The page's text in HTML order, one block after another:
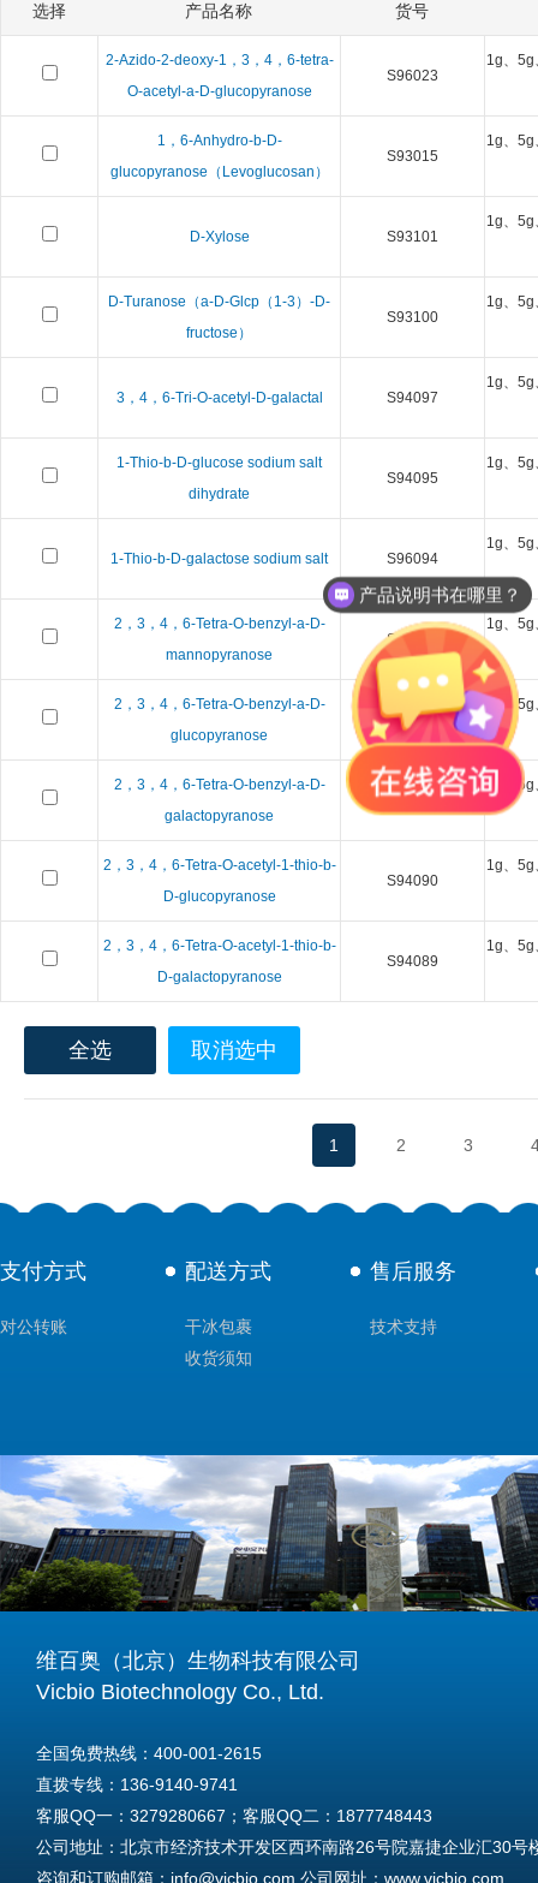
Biotez Berlin Diametra
Berry & Associates Zedira
LGC Maine Standards Biolife
选择 产品名称 货号
2-Azido-2-deoxy-1，3，4，6-tetra-
O-acetyl-a-D-glucopyranose
S96023
1g、
1，6-Anhydro-b-D-
glucopyranose（Levoglucosan）
S93015
1g、
D-Xylose S93101
1g、
D-Turanose（a-D-Glcp（1-3）-D-
fructose）
S93100
1g、
3，4，6-Tri-O-acetyl-D-galactal S94097
1g、
1-Thio-b-D-glucose sodium salt
dihydrate
S94095
1g、
1-Thio-b-D-galactose sodium salt S96094
1g、
2，3，4，6-Tetra-O-benzyl-a-D-
mannopyranose
S96093
1g、
2，3，4，6-Tetra-O-benzyl-a-D-
glucopyranose
S93092
1g、
2，3，4，6-Tetra-O-benzyl-a-D-
galactopyranose
S96091
1g、5g
2，3，4，6-Tetra-O-acetyl-1-thio-b-
D-glucopyranose
S94090
1g、
2，3，4，6-Tetra-O-acetyl-1-thio-b-
D-galactopyranose
S94089
1g、
全选 取消选中
1 2 3
支付方式
对公转账
配送方式
干冰包裹
收货须知
售后服务
技术支持
维百奥（北京）生物科技有限公司
Vicbio Biotechnology Co., Ltd.
全国免费热线：400-001-2615
直拨专线：136-9140-9741
客服QQ一：3279280667；客服QQ二：1877748443
公司地址：北京市经济技术开发区西环南路26号院嘉捷企业汇30号
咨询和订购邮箱：info@vicbio.com 公司网址：www.vicbio.com
产品说明书在哪里？